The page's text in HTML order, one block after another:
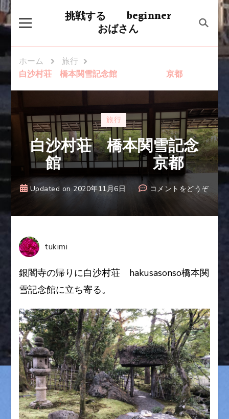
挑戦する beginner
おばさん
ホーム
旅行
白沙村荘 橋本関雪記念館 京都
旅行
白沙村荘 橋本関雪記念
館 京都
Updated on 2020年11月6日 コメントをどうぞ(白
沙
村
関
念
京
都)
tukimi
銀閣寺の帰りに白沙村荘 hakusasonso橋本関
雪記念館に立ち寄る。